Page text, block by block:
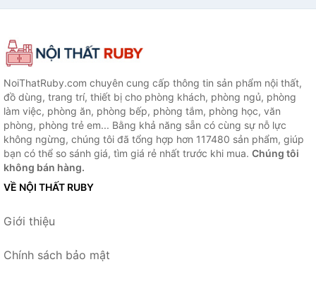
NoiThatRuby.com chuyên cung cấp thông tin sản phẩm nội thất,
đồ dùng, trang trí, thiết bị cho phòng khách, phòng ngủ, phòng
làm việc, phòng ăn, phòng bếp, phòng tắm, phòng học, văn
phòng, phòng trẻ em... Bằng khả năng sẵn có cùng sự nỗ lực
không ngừng, chúng tôi đã tổng hợp hơn 117480 sản phẩm, giúp
bạn có thể so sánh giá, tìm giá rẻ nhất trước khi mua. Chúng tôi
không bán hàng.
VỀ NỘI THẤT RUBY
Giới thiệu
Chính sách bảo mật